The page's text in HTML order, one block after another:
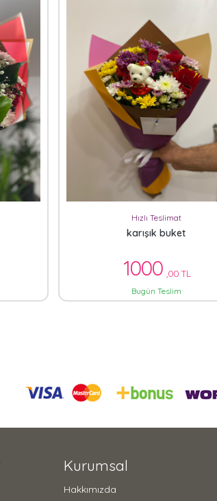
Hızlı Teslimat
karışık buket
1000 ,00 TL
Bugün Teslim
Kurumsal
Hakkımızda